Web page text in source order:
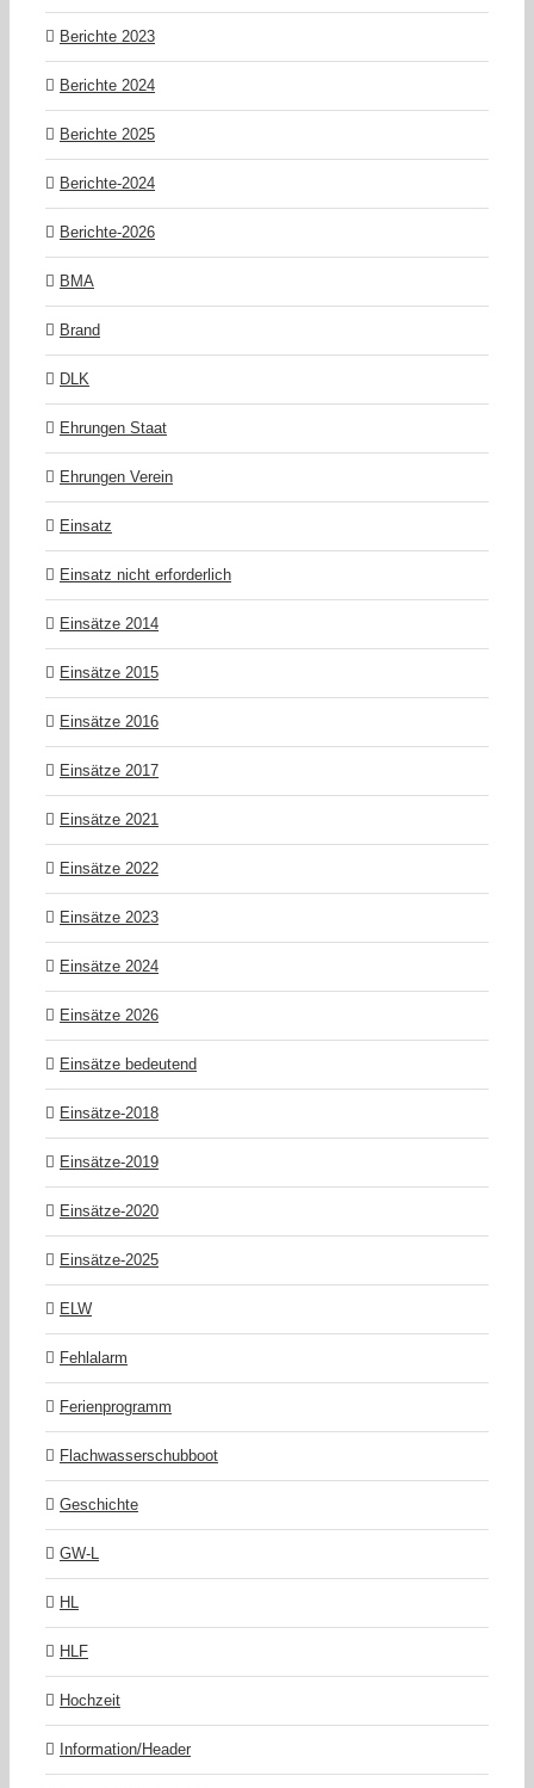
Berichte 2023
Berichte 2024
Berichte 2025
Berichte-2024
Berichte-2026
BMA
Brand
DLK
Ehrungen Staat
Ehrungen Verein
Einsatz
Einsatz nicht erforderlich
Einsätze 2014
Einsätze 2015
Einsätze 2016
Einsätze 2017
Einsätze 2021
Einsätze 2022
Einsätze 2023
Einsätze 2024
Einsätze 2026
Einsätze bedeutend
Einsätze-2018
Einsätze-2019
Einsätze-2020
Einsätze-2025
ELW
Fehlalarm
Ferienprogramm
Flachwasserschubboot
Geschichte
GW-L
HL
HLF
Hochzeit
Information/Header